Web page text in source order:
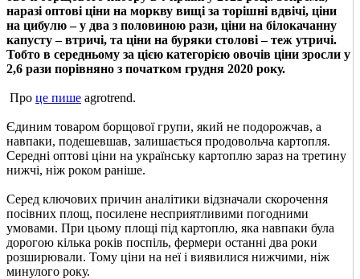
наразі оптові ціни на моркву вищі за торішні вдвічі, ціни
на цибулю – у два з половиною рази, ціни на білокачанну
капусту – втричі, та ціни на буряки столові – теж утричі.
Тобто в середньому за цією категорією овочів ціни зросли у
2,6 рази порівняно з початком грудня 2020 року.
Про це пише agrotrend.
Єдиним товаром борщової групи, який не подорожчав, а
навпаки, подешевшав, залишається продовольча картопля.
Середні оптові ціни на українську картоплю зараз на третину
нижчі, ніж роком раніше.
Серед ключових причин аналітики відзначали скорочення
посівних площ, посилене несприятливими погодними
умовами. При цьому площі під картоплю, яка навпаки була
дорогою кілька років поспіль, фермери останні два роки
розширювали. Тому ціни на неї і виявилися нижчими, ніж
минулого року.